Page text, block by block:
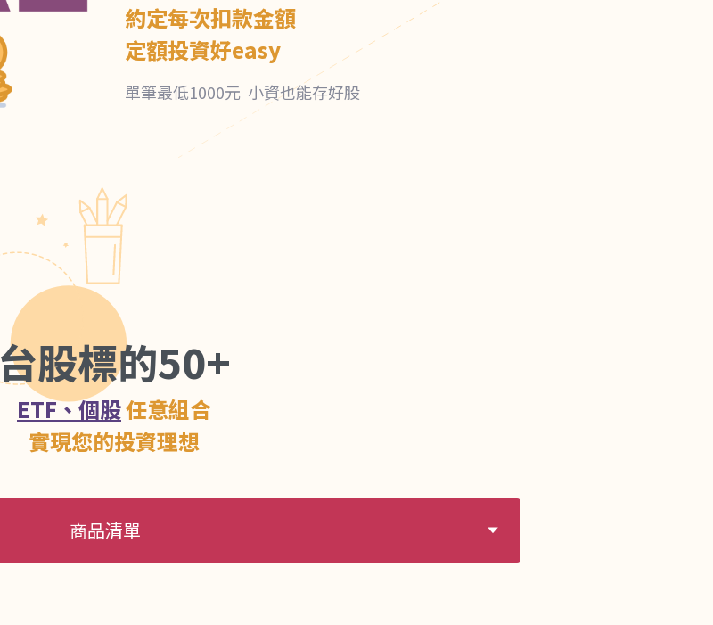
約定每次扣款金額
定額投資好easy
單筆最低1000元 小資也能存好股
台股標的50+
ETF、個股任意組合
實現您的投資理想
商品清單